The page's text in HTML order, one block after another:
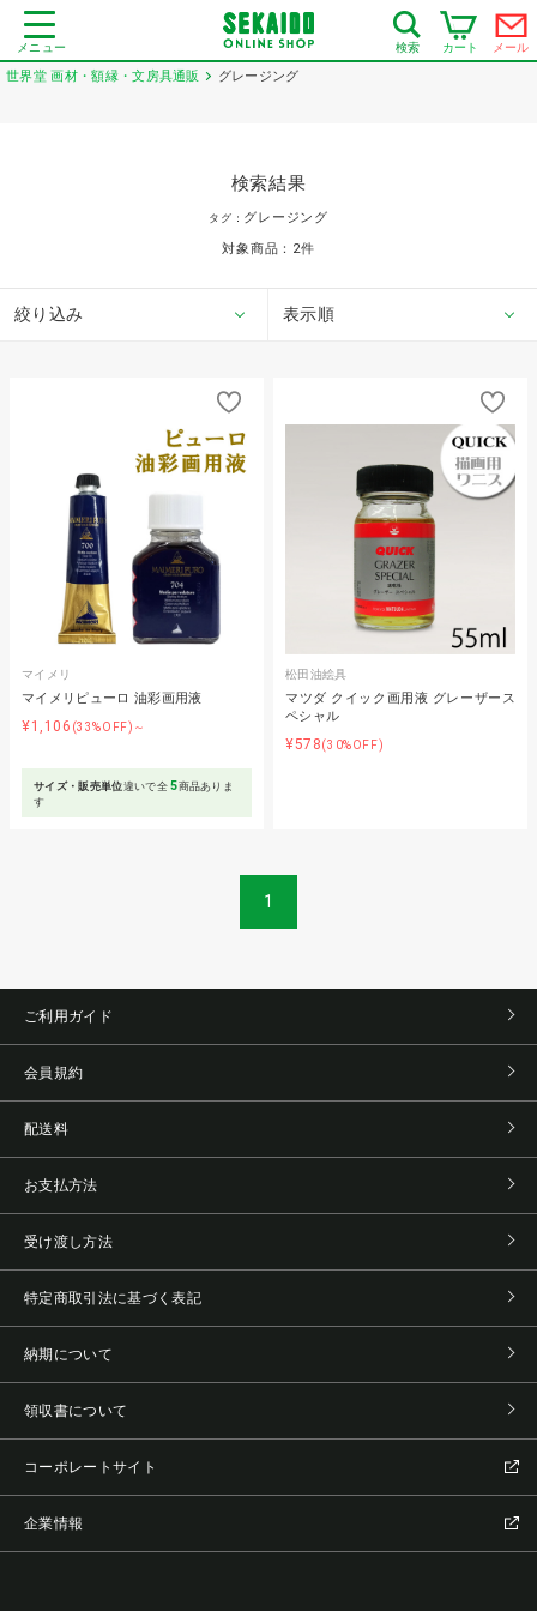
メニュー 検索 カート メール
世界堂 画材・額縁・文房具通販 グレージング
検索結果
タグ： グレージング
対象商品： 2件
絞り込み 表示順
マイメリ
マイメリピューロ 油彩画用液
¥1,106 (33%OFF)～
サイズ・販売単位違いで全5商品ありま
す
松田油絵具
マツダ クイック画用液 グレーザース
ペシャル
¥578(30%OFF)
1
ご利用ガイド
会員規約
配送料
お支払方法
受け渡し方法
特定商取引法に基づく表記
納期について
領収書について
コーポレートサイト
企業情報